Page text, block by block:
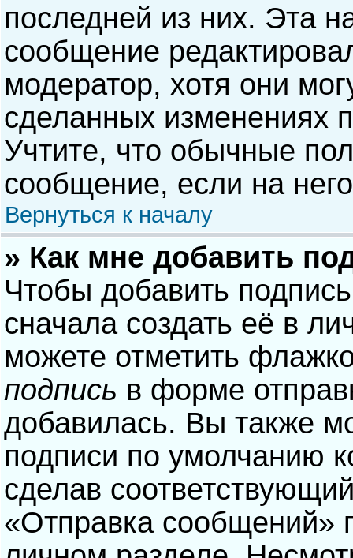
последней из них. Эта
сообщение
модератор, хотя они
сделанных изменениях
Учтите, что обычные
сообщение, если на
Вернуться к началу
» Как мне добавить
Чтобы добавить
сначала создать её в
можете отметить
подпись в форме
добавилась. Вы также
подписи по умолчанию
сделав
«Отправка сообщений»